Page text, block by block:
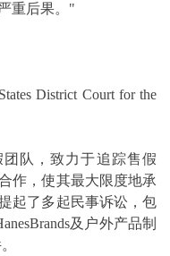
重后果。"
District Court for the
队，致力于追踪售假
作，使其最大限度地承
起了多起民事诉讼，包
及户外产品制